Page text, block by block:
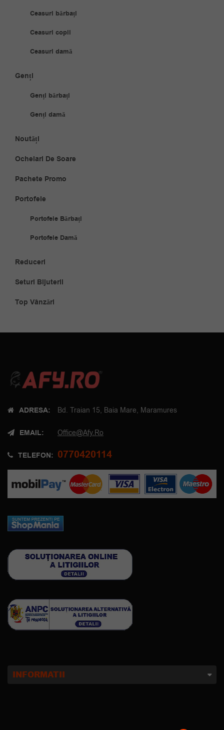
Ceasuri bărbați
Ceasuri copii
Ceasuri damă
Genți
Genți bărbați
Genți damă
Noutăți
Ochelari De Soare
Pachete Promo
Portofele
Portofele Bărbați
Portofele Damă
Reduceri
Seturi Bijuterii
Top Vânzări
ADRESA: Bd. Traian 15, Baia Mare, Maramures
EMAIL: Office@afy.ro
TELEFON: 0770420114
INFORMATII